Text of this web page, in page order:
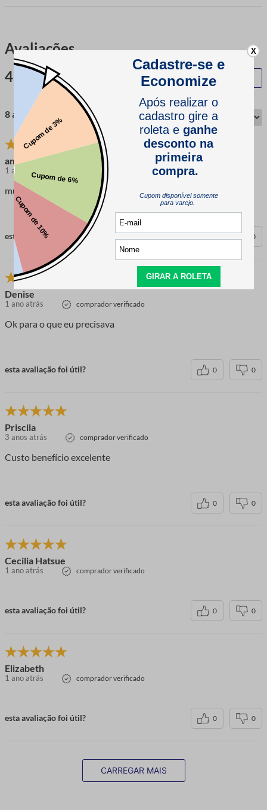
Avaliações
4.9
QUERO AVALIAR
8 avaliações
amanda
1 ano atrás comprador verificado
muito bom, e de boa qualidade, gostei muito!
esta avaliação foi útil? 0 0
Denise
1 ano atrás comprador verificado
Ok para o que eu precisava
esta avaliação foi útil? 0 0
Priscila
3 anos atrás comprador verificado
Custo benefício excelente
esta avaliação foi útil? 0 0
Cecilia Hatsue
1 ano atrás comprador verificado
esta avaliação foi útil? 0 0
Elizabeth
1 ano atrás comprador verificado
esta avaliação foi útil? 0 0
CARREGAR MAIS
X